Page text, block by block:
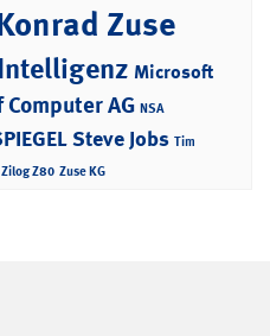
Zuse
Microsoft
AG NSA
Steve Jobs Tim
Zilog Z80 Zuse KG